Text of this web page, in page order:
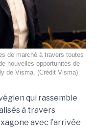
de marché à travers toutes
nouvelles opportunités de
de Visma. (Crédit Visma)
qui rassemble
à travers
avec l’arrivée